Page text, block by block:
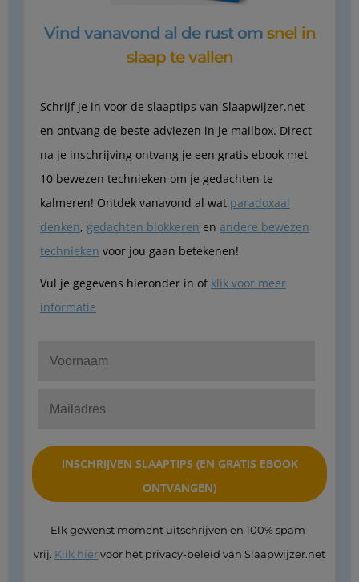
Vind vanavond al de rust om snel in
slaap te vallen
Schrijf je in voor de slaaptips van Slaapwijzer.net
en ontvang de beste adviezen in je mailbox. Direct
na je inschrijving ontvang je een gratis ebook met
10 bewezen technieken om je gedachten te
kalmeren! Ontdek vanavond al wat paradoxaal
denken, gedachten blokkeren en andere bewezen
technieken voor jou gaan betekenen!
Vul je gegevens hieronder in of klik voor meer
informatie
Elk gewenst moment uitschrijven en 100% spam-
vrij. Klik hiervoor het privacy-beleid van Slaapwijzer.net